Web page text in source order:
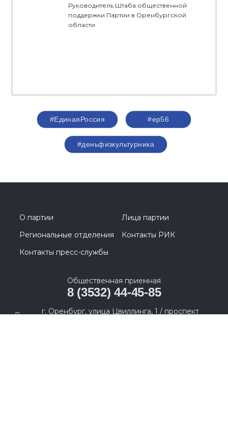
Руководитель Штаба общественной
поддержки Партии в Оренбургской
области
#ЕдинаяРоссия #ер56
#деньфизкультурника
О партии
Лица партии
Региональные отделения
Контакты РИК
Контакты пресс-службы
Общественная приемная
8 (3532) 44-45-85
г. Оренбург, улица Цвиллинга, 1 / проспект